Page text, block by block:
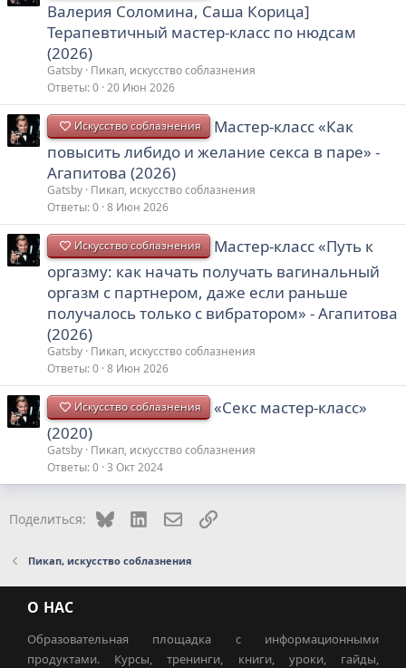
Валерия Соломина, Саша Корица]
Терапевтичный мастер-класс по нюдсам
(2026)
Gatsby Пикап, искусство соблазнения
Ответы 0 20 Июн 2026
Искусство соблазнения
Мастер-класс «Как
повысить либидо и желание секса в паре» -
Агапитова (2026)
Gatsby Пикап, искусство соблазнения
Ответы 0 8 Июн 2026
Искусство соблазнения
Мастер-класс «Путь к
оргазму: как начать получать вагинальный
оргазм с партнером, даже если раньше
получалось только с вибратором» - Агапитова
(2026)
Gatsby Пикап, искусство соблазнения
Ответы 0 8 Июн 2026
Искусство соблазнения
«Секс мастер-класс»
(2020)
Gatsby Пикап, искусство соблазнения
Ответы 0 3 Окт 2024
Поделиться: Bluesky LinkedInЭлектронная почта
Ссылка
Пикап, искусство соблазнения
О НАС
Образовательная площадка с информационными
продуктами. Курсы, тренинги, книги, уроки, гайды,